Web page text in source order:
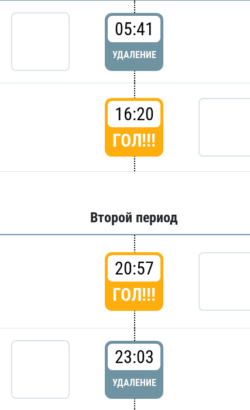
05:41
УДАЛЕНИЕ
16:20
ГОЛ!!!
Второй период
20:57
ГОЛ!!!
23:03
УДАЛЕНИЕ